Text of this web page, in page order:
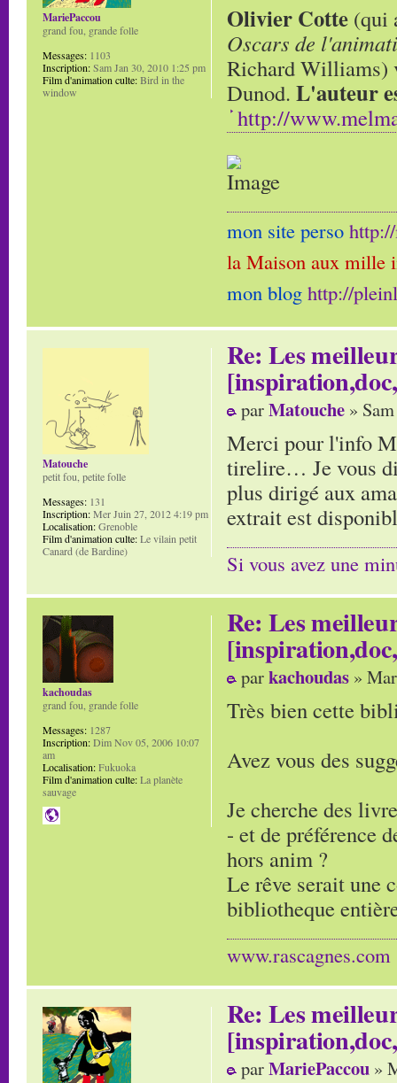
Olivier Cotte (qui
Oscars de
Richard Williams)
Dunod. L'auteur
http://
mon site perso
la Maison aux mille
mon blog http://
MariePaccou
grand fou, grande folle
Messages: 1103
Inscription:Sam Jan 30, 2010 1:25 pm
Film d'animation culte:Bird in the
window
Re: Les
parMatouche »
Merci pour l'info
tirelire… Je vous
plus dirigé aux
extrait est
Si vous avez une
Matouche
petit fou, petite folle
Messages: 131
Inscription:Mer Juin 27, 2012 4:19 pm
Localisation:Grenoble
Film d'animation culte:Le vilain petit
Canard (de Bardine)
Re: Les
parkachoudas »
Très bien cette
Avez vous des
Je cherche des
- et de préférence
hors anim ?
Le rêve serait une
bibliotheque
www.rascagnes.com
kachoudas
grand fou, grande folle
Messages: 1287
Inscription:Dim Nov 05, 2006 10:07
am
Localisation:Fukuoka
Film d'animation culte:La planète
sauvage
Re: Les
parMariePaccou »